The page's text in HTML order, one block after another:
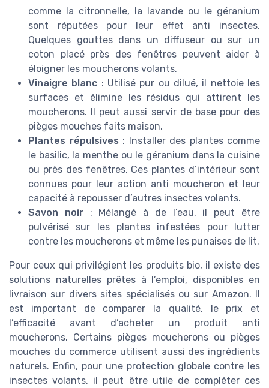
comme la citronnelle, la lavande ou le géranium
sont réputées pour leur effet anti insectes.
Quelques gouttes dans un diffuseur ou sur un
coton placé près des fenêtres peuvent aider à
éloigner les moucherons volants.
Vinaigre blanc : Utilisé pur ou dilué, il nettoie les
surfaces et élimine les résidus qui attirent les
moucherons. Il peut aussi servir de base pour des
pièges mouches faits maison.
Plantes répulsives : Installer des plantes comme
le basilic, la menthe ou le géranium dans la cuisine
ou près des fenêtres. Ces plantes d’intérieur sont
connues pour leur action anti moucheron et leur
capacité à repousser d’autres insectes volants.
Savon noir: Mélangé à de l’eau, il peut être
pulvérisé sur les plantes infestées pour lutter
contre les moucherons et même les punaises de lit.
Pour ceux qui privilégient les produits bio, il existe des
solutions naturelles prêtes à l’emploi, disponibles en
livraison sur divers sites spécialisés ou sur Amazon. Il
est important de comparer la qualité, le prix et
l’efficacité avant d’acheter un produit anti
moucherons. Certains pièges moucherons ou pièges
mouches du commerce utilisent aussi des ingrédients
naturels. Enfin, pour une protection globale contre les
insectes volants, il peut être utile de compléter ces